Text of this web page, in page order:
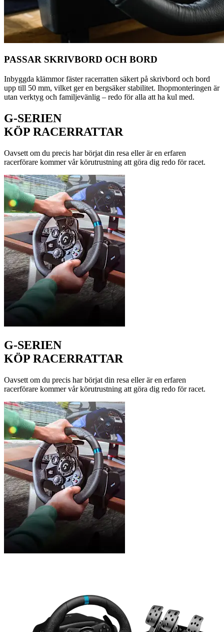
PASSAR SKRIVBORD OCH BORD
Inbyggda klämmor fäster racerratten säkert på skrivbord och bord
upp till 50 mm, vilket ger en bergsäker stabilitet. Ihopmonteringen är
utan verktyg och familjevänlig – redo för alla att ha kul med.
G-SERIEN
KÖP RACERRATTAR
Oavsett om du precis har börjat din resa eller är en erfaren
racerförare kommer vår körutrustning att göra dig redo för racet.
G-SERIEN
KÖP RACERRATTAR
Oavsett om du precis har börjat din resa eller är en erfaren
racerförare kommer vår körutrustning att göra dig redo för racet.